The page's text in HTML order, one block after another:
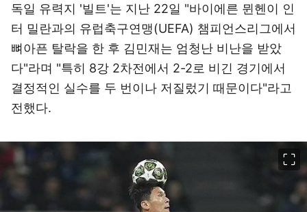
독일 유력지 '빌트'는 지난 22일 "바이에른 뮌헨이 인
터 밀란과의 유럽축구연맹(UEFA) 챔피언스리그에서
뼈아픈 탈락을 한 후 김민재는 엄청난 비난을 받았
다"라며 "특히 8강 2차전에서 2-2로 비긴 경기에서
결정적인 실수를 두 번이나 저질렀기 때문이다"라고
전했다.